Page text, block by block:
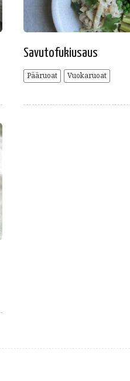
Savutofukiusaus
Pääruoat Vuokaruoat